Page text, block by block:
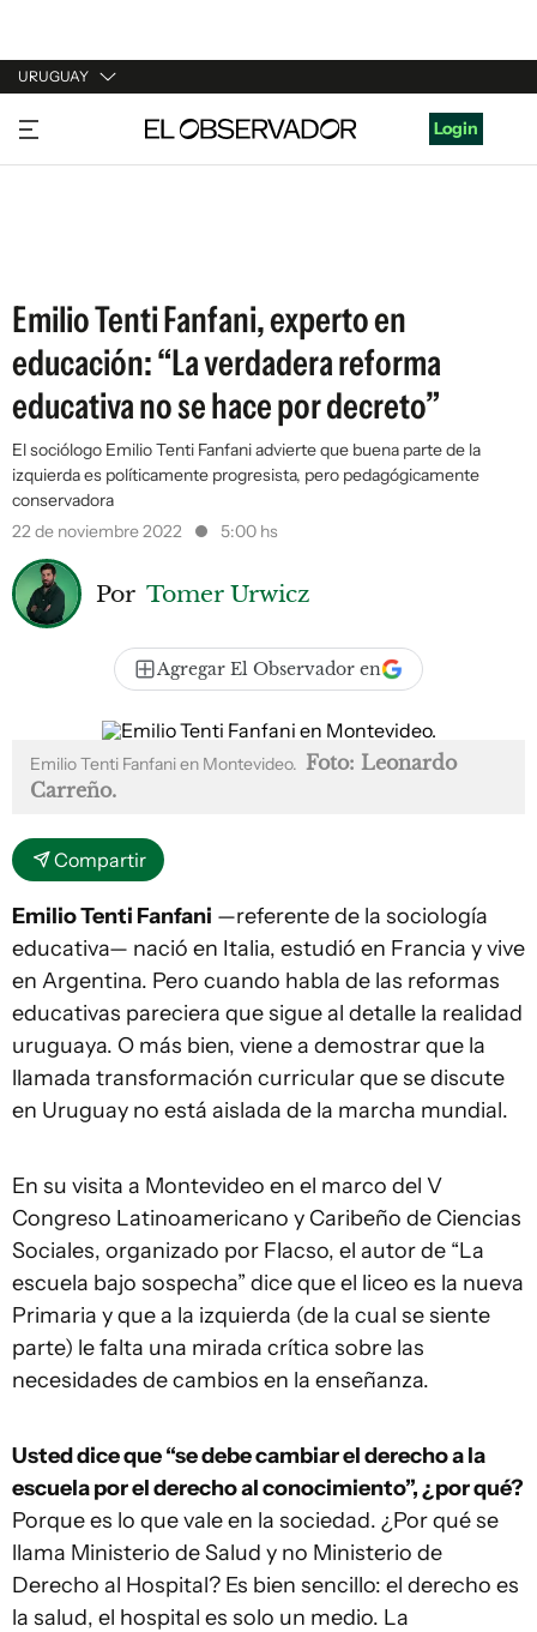
URUGUAY
URUGUAY
ARGENTINA
Login
Emilio Tenti Fanfani, experto en
educación: “La verdadera reforma
educativa no se hace por decreto”
El sociólogo Emilio Tenti Fanfani advierte que buena parte de la
izquierda es políticamente progresista, pero pedagógicamente
conservadora
22 de noviembre 2022
5:00 hs
Por Tomer Urwicz
Agregar El Observador en
Emilio Tenti Fanfani en Montevideo. Foto: Leonardo
Carreño.
Compartir
Emilio Tenti Fanfani —referente de la sociología
educativa— nació en Italia, estudió en Francia y vive
en Argentina. Pero cuando habla de las reformas
educativas pareciera que sigue al detalle la realidad
uruguaya. O más bien, viene a demostrar que la
llamada transformación curricular que se discute
en Uruguay no está aislada de la marcha mundial.
En su visita a Montevideo en el marco del V
Congreso Latinoamericano y Caribeño de Ciencias
Sociales, organizado por Flacso, el autor de “La
escuela bajo sospecha” dice que el liceo es la nueva
Primaria y que a la izquierda (de la cual se siente
parte) le falta una mirada crítica sobre las
necesidades de cambios en la enseñanza.
Usted dice que “se debe cambiar el derecho a la
escuela por el derecho al conocimiento”, ¿por qué?
Porque es lo que vale en la sociedad. ¿Por qué se
llama Ministerio de Salud y no Ministerio de
Derecho al Hospital? Es bien sencillo: el derecho es
la salud, el hospital es solo un medio. La